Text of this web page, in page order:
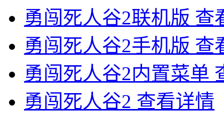
勇闯死人谷2联机版 查
勇闯死人谷2手机版 查
勇闯死人谷2内置菜单
勇闯死人谷2 查看详情